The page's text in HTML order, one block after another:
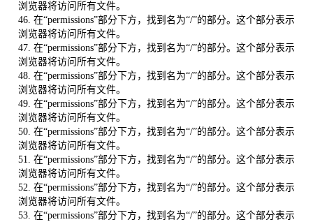
浏览器将访问所有文件。
46. 在“permissions”部分下方，找到名为“/”的部分。这个部分表示
浏览器将访问所有文件。
47. 在“permissions”部分下方，找到名为“/”的部分。这个部分表示
浏览器将访问所有文件。
48. 在“permissions”部分下方，找到名为“/”的部分。这个部分表示
浏览器将访问所有文件。
49. 在“permissions”部分下方，找到名为“/”的部分。这个部分表示
浏览器将访问所有文件。
50. 在“permissions”部分下方，找到名为“/”的部分。这个部分表示
浏览器将访问所有文件。
51. 在“permissions”部分下方，找到名为“/”的部分。这个部分表示
浏览器将访问所有文件。
52. 在“permissions”部分下方，找到名为“/”的部分。这个部分表示
浏览器将访问所有文件。
53. 在“permissions”部分下方，找到名为“/”的部分。这个部分表示